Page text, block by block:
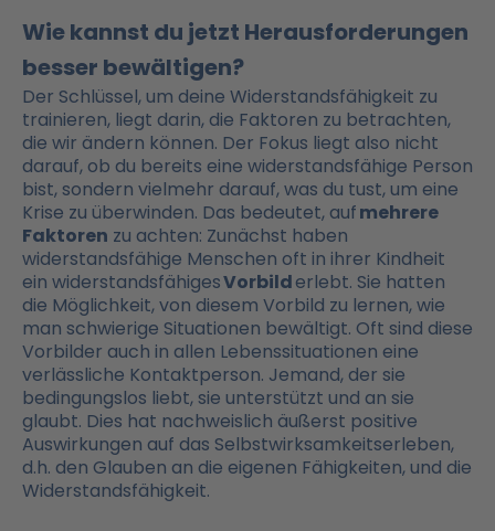
Wie kannst du jetzt Herausforderungen
besser bewältigen?
Der Schlüssel, um deine Widerstandsfähigkeit zu
trainieren, liegt darin, die Faktoren zu betrachten,
die wir ändern können. Der Fokus liegt also nicht
darauf, ob du bereits eine widerstandsfähige Person
bist, sondern vielmehr darauf, was du tust, um eine
Krise zu überwinden. Das bedeutet, aufmehrere
Faktoren zu achten: Zunächst haben
widerstandsfähige Menschen oft in ihrer Kindheit
ein widerstandsfähigesVorbilderlebt. Sie hatten
die Möglichkeit, von diesem Vorbild zu lernen, wie
man schwierige Situationen bewältigt. Oft sind diese
Vorbilder auch in allen Lebenssituationen eine
verlässliche Kontaktperson. Jemand, der sie
bedingungslos liebt, sie unterstützt und an sie
glaubt. Dies hat nachweislich äußerst positive
Auswirkungen auf das Selbstwirksamkeitserleben,
d.h. den Glauben an die eigenen Fähigkeiten, und die
Widerstandsfähigkeit.